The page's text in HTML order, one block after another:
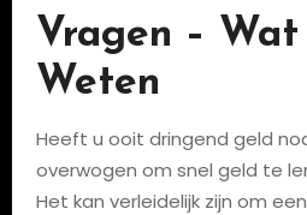
Vragen –
Weten
Heeft u ooit dringend geld
overwogen om snel geld te
Het kan verleidelijk zijn om